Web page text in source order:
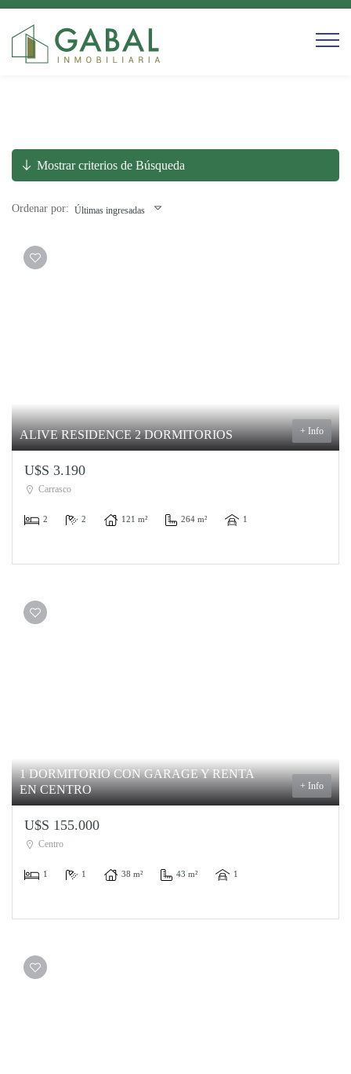
Mostrar criterios de Búsqueda
Ordenar por: Últimas ingresadas
ALIVE RESIDENCE 2 DORMITORIOS + Info
U$S 3.190
Carrasco
2 2 121 m² 264 m² 1
1 DORMITORIO CON GARAGE Y RENTA
EN CENTRO
+ Info
U$S 155.000
Centro
1 1 38 m² 43 m² 1